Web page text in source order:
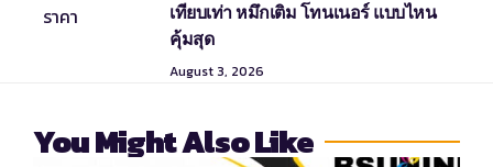
เทียบเท่า หมึกเติม โทนเนอร์ แบบไหน
คุ้มสุด
August 3, 2026
You Might Also Like